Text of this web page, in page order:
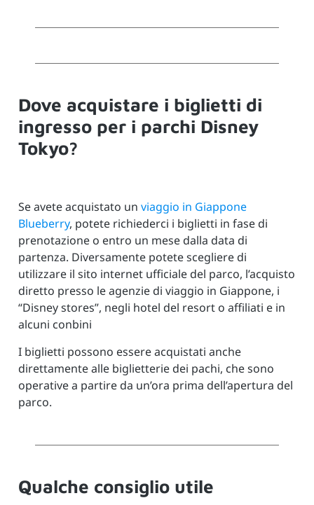
Dove acquistare i biglietti di
ingresso per i parchi Disney
Tokyo?
Se avete acquistato un viaggio in Giappone
Blueberry, potete richiederci i biglietti in fase di
prenotazione o entro un mese dalla data di
partenza. Diversamente potete scegliere di
utilizzare il sito internet ufficiale del parco, l’acquisto
diretto presso le agenzie di viaggio in Giappone, i
“Disney stores”, negli hotel del resort o affiliati e in
alcuni conbini
I biglietti possono essere acquistati anche
direttamente alle biglietterie dei pachi, che sono
operative a partire da un’ora prima dell’apertura del
parco.
Qualche consiglio utile